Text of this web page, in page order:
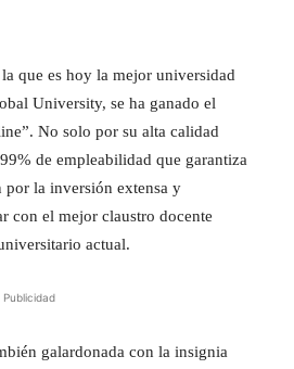
que es hoy la mejor universidad
University, se ha ganado el
No solo por su alta calidad
de empleabilidad que garantiza
por la inversión extensa y
con el mejor claustro docente
actual.
Publicidad
galardonada con la insignia